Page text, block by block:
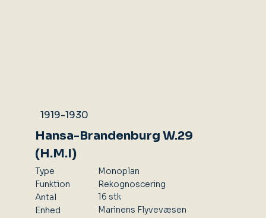
1919-1930
Hansa-Brandenburg W.29
(H.M.I)
Type
Funktion
Antal
Enhed
Monoplan
Rekognoscering
16 stk
Marinens Flyvevæsen